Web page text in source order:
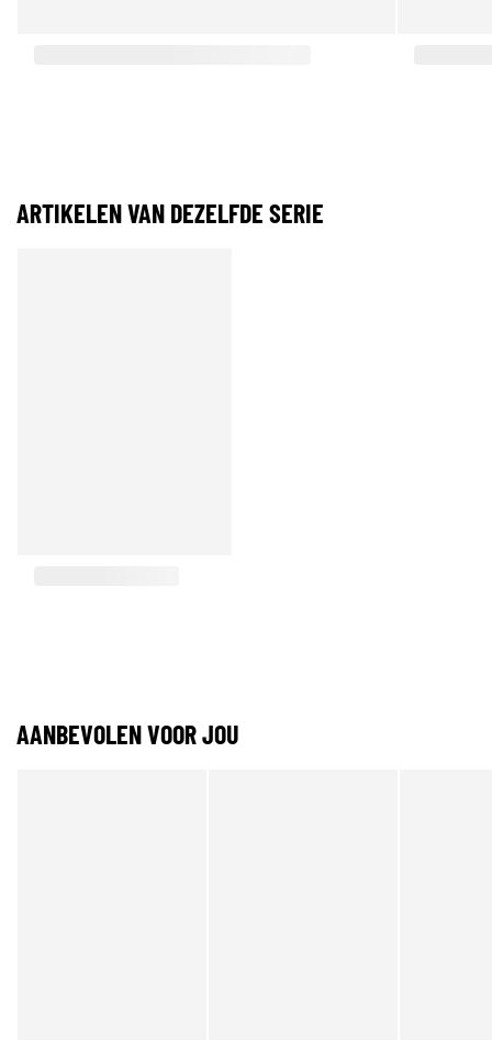
ARTIKELEN VAN DEZELFDE SERIE
AANBEVOLEN VOOR JOU